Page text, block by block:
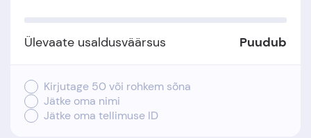
Ülevaate usaldusväärsus Puudub
Kirjutage 50 või rohkem sõna
Jätke oma nimi
Jätke oma tellimuse ID